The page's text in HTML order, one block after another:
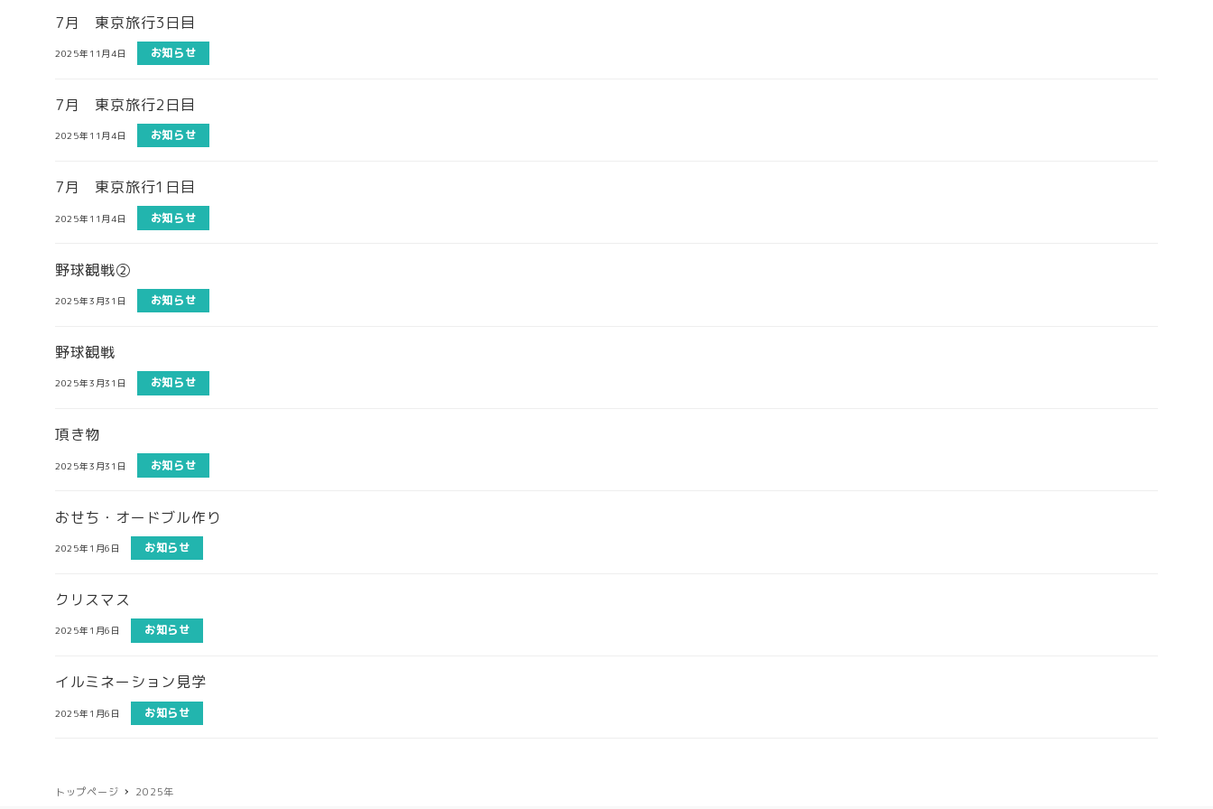
7月 東京旅行3日目
2025年11月4日 お知らせ
7月 東京旅行2日目
2025年11月4日 お知らせ
7月 東京旅行1日目
2025年11月4日 お知らせ
野球観戦②
2025年3月31日 お知らせ
野球観戦
2025年3月31日 お知らせ
頂き物
2025年3月31日 お知らせ
おせち・オードブル作り
2025年1月6日 お知らせ
クリスマス
2025年1月6日 お知らせ
イルミネーション見学
2025年1月6日 お知らせ
トップページ 2025年